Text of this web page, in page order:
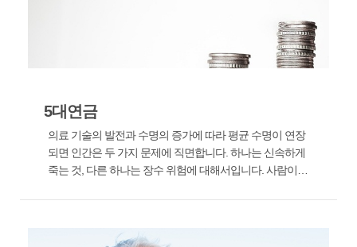
5대연금
의료 기술의 발전과 수명의 증가에 따라 평균 수명이 연장
되면 인간은 두 가지 문제에 직면합니다. 하나는 신속하게
죽는 것, 다른 하나는 장수 위험에 대해서입니다. 사람이